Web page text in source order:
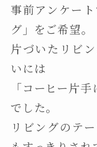
事前アンケー
グ」をご希望。
片づいたリビ
いには
「コーヒー片
でした。
リビングのテ